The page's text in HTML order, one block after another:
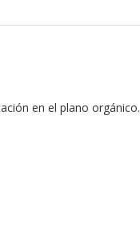
en el plano orgánico.